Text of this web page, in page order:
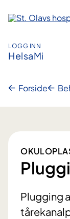
innhold
LOGG INN
HelsaMi
Forside
Plugging